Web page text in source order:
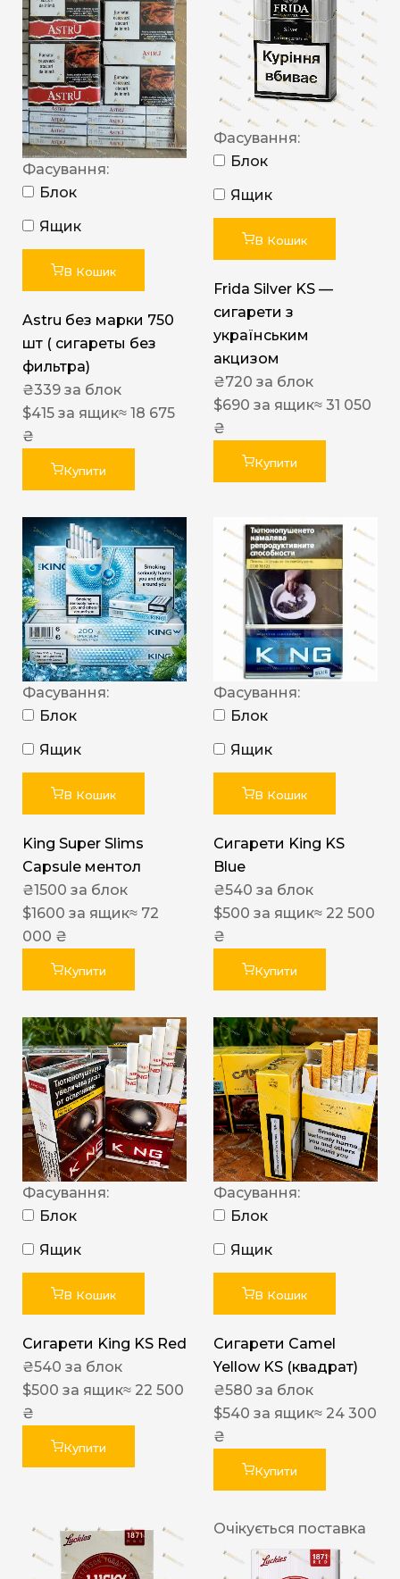
Фасування:
Блок
Ящик
В Кошик
Astru без марки 750
шт ( сигареты без
фильтра)
₴339 за блок
$415 за ящик≈ 18 675
₴
Купити
Фасування:
Блок
Ящик
В Кошик
Frida Silver KS —
сигарети з
українським
акцизом
₴720 за блок
$690 за ящик≈ 31 050
₴
Купити
Фасування:
Блок
Ящик
В Кошик
King Super Slims
Capsule ментол
₴1500 за блок
$1600 за ящик≈ 72
000 ₴
Купити
Фасування:
Блок
Ящик
В Кошик
Сигарети King KS
Blue
₴540 за блок
$500 за ящик≈ 22 500
₴
Купити
Фасування:
Блок
Ящик
В Кошик
Сигарети King KS Red
₴540 за блок
$500 за ящик≈ 22 500
₴
Купити
Фасування:
Блок
Ящик
В Кошик
Сигарети Camel
Yellow KS (квадрат)
₴580 за блок
$540 за ящик≈ 24 300
₴
Купити
Очікується поставка